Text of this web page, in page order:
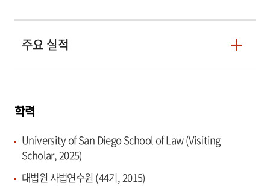
아울러 공정거래조정원을 통한 다수의 불공정거래행위 및
하도급법 위반 피신고사건, 후원방문판매에서의 온라인판
주요 실적
학력
University of San Diego School of Law (Visiting
Scholar, 2025)
대법원 사법연수원 (44기, 2015)